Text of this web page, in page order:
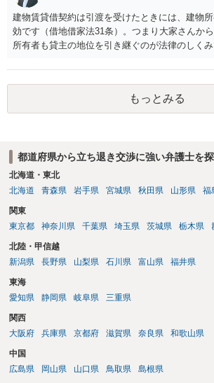
容を十分に確認し、不明点は弁護士に相談するこ
す。
建物賃貸借契約は引渡を受けたときには、建物
効です（借地借家法31条）。つまり大家さんか
所有者も貸主の地位を引き継ぐのが法律のしく
が納得いくものであれば応じても良いですが、
（家賃を支払い居住を続ける）のが良いでしょ
もっとみる
都道府県から立ち退き交渉に強い弁護士を
北海道・東北
北海道
青森県 岩手県 宮城県 秋田県 山形県 福
関東
東京都
神奈川県 千葉県 埼玉県 茨城県 栃木県
北陸・甲信越
新潟県
長野県 山梨県 石川県 富山県 福井県
東海
愛知県
静岡県 岐阜県 三重県
関西
大阪府
兵庫県 京都府 滋賀県 奈良県 和歌山県
中国
広島県
岡山県 山口県 鳥取県 島根県